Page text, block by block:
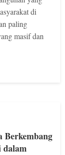
di
paling
masif dan
dalam